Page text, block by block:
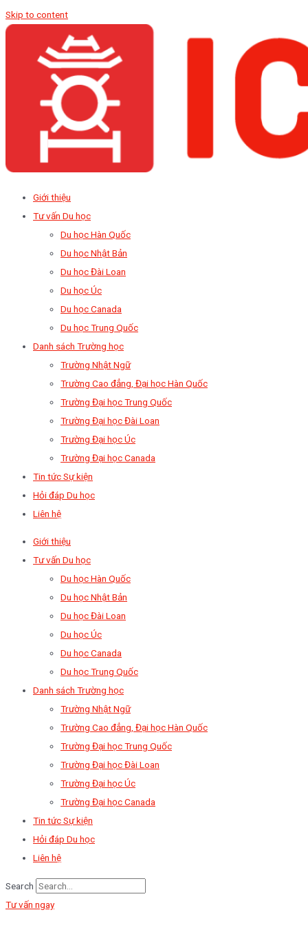
Skip to content
Giới thiệu
Tư vấn Du học
Du học Hàn Quốc
Du học Nhật Bản
Du học Đài Loan
Du học Úc
Du học Canada
Du học Trung Quốc
Danh sách Trường học
Trường Nhật Ngữ
Trường Cao đẳng, Đại học Hàn Quốc
Trường Đại học Trung Quốc
Trường Đại học Đài Loan
Trường Đại học Úc
Trường Đại học Canada
Tin tức Sự kiện
Hỏi đáp Du học
Liên hệ
Giới thiệu
Tư vấn Du học
Du học Hàn Quốc
Du học Nhật Bản
Du học Đài Loan
Du học Úc
Du học Canada
Du học Trung Quốc
Danh sách Trường học
Trường Nhật Ngữ
Trường Cao đẳng, Đại học Hàn Quốc
Trường Đại học Trung Quốc
Trường Đại học Đài Loan
Trường Đại học Úc
Trường Đại học Canada
Tin tức Sự kiện
Hỏi đáp Du học
Liên hệ
Search
Tư vấn ngay